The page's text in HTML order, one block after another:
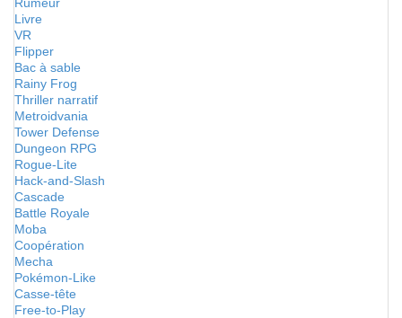
Livre
VR
Flipper
Bac à sable
Rainy Frog
Thriller narratif
Metroidvania
Tower Defense
Dungeon RPG
Rogue-Lite
Hack-and-Slash
Cascade
Battle Royale
Moba
Coopération
Mecha
Pokémon-Like
Casse-tête
Free-to-Play